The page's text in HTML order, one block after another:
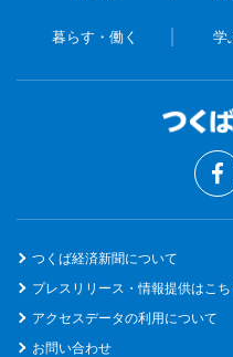
暮らす・働く 学
つくば経済新聞について
プレスリリース・情報提供はこち
アクセスデータの利用について
お問い合わせ